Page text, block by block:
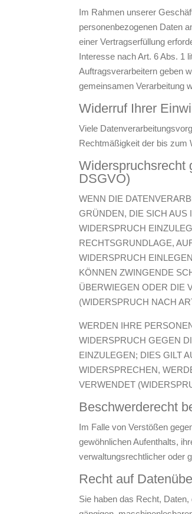
Im Rahmen unserer
personenbezogenen Daten
einer Vertragserfüllung
Interesse nach Art. 6 Abs. 1
Auftragsverarbeitern geben
gemeinsamen Verarbeitung
Widerruf Ihrer
Viele
Rechtmäßigkeit der bis zum
Widerspruchsrecht
DSGVO)
WENN DIE
GRÜNDEN, DIE SICH AUS
WIDERSPRUCH
RECHTSGRUNDLAGE,
WIDERSPRUCH
KÖNNEN ZWINGENDE
ÜBERWIEGEN ODER DIE
(WIDERSPRUCH NACH
WERDEN IHRE
WIDERSPRUCH GEGEN
EINZULEGEN; DIES GILT
WIDERSPRECHEN,
VERWENDET
Beschwerde­recht
Im Falle von Verstößen
gewöhnlichen Aufenthalts,
verwaltungsrechtlicher oder
Recht auf
Sie haben das Recht,